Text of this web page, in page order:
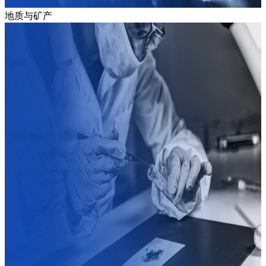
地质与矿产